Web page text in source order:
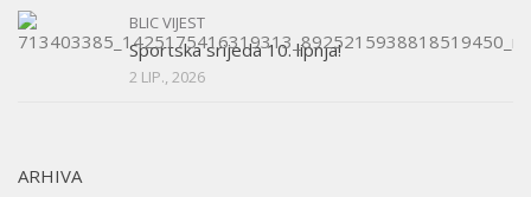
BLIC VIJEST
Sportska srijeda 10. lipnja!
2 LIP., 2026
ARHIVA